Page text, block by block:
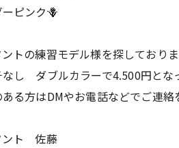
ピンク🪻
トの練習モデル様を探しており
し ダブルカラーで4.500円とな
る方はDMやお電話などでご連絡
ント 佐藤